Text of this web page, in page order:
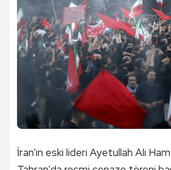
İran'ın eski lideri Ayetullah Ali